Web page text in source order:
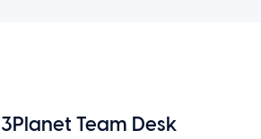
Team Desk